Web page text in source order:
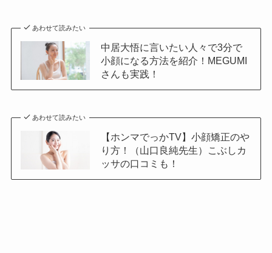
あわせて読みたい
中居大悟に言いたい人々で3分で
小顔になる方法を紹介！MEGUMI
さんも実践！
あわせて読みたい
【ホンマでっかTV】小顔矯正のや
り方！（山口良純先生）こぶしカ
ッサの口コミも！